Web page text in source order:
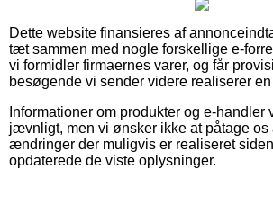
Dette website finansieres af
tæt sammen med nogle forskellige e-
vi formidler firmaernes varer, og får
besøgende vi sender videre realiserer
Informationer om produkter og e-handler
jævnligt, men vi ønsker ikke at påtage os
ændringer der muligvis er realiseret
opdaterede de viste oplysninger.